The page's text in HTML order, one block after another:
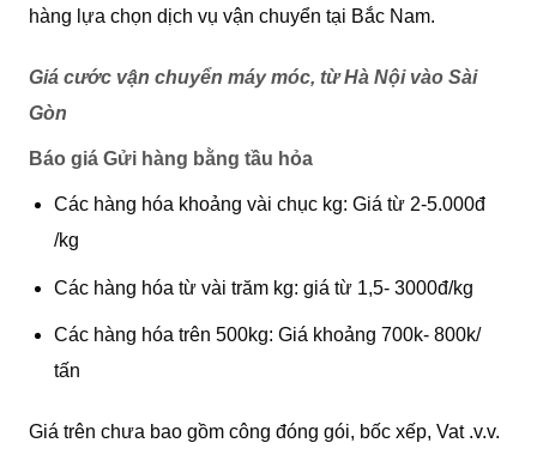
hàng lựa chọn dịch vụ vận chuyển tại Bắc Nam.
Giá cước vận chuyển máy móc, từ Hà Nội vào Sài
Gòn
Báo giá Gửi hàng bằng tầu hỏa
Các hàng hóa khoảng vài chục kg: Giá từ 2-5.000đ
/kg
Các hàng hóa từ vài trăm kg: giá từ 1,5- 3000đ/kg
Các hàng hóa trên 500kg: Giá khoảng 700k- 800k/
tấn
Giá trên chưa bao gồm công đóng gói, bốc xếp, Vat .v.v.